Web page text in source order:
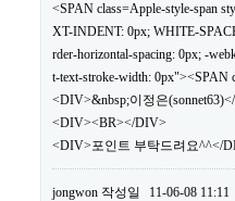
<SPAN class=Apple-style-span
XT-INDENT: 0px; WHITE-
rder-horizontal-spacing: 0px; -
t-text-stroke-width: 0px"><SPAN
<DIV>&nbsp;이정은
<DIV><BR></DIV>
<DIV>포인트 부탁드려요^^</
jongwon 작성일
11-06-08 11:11